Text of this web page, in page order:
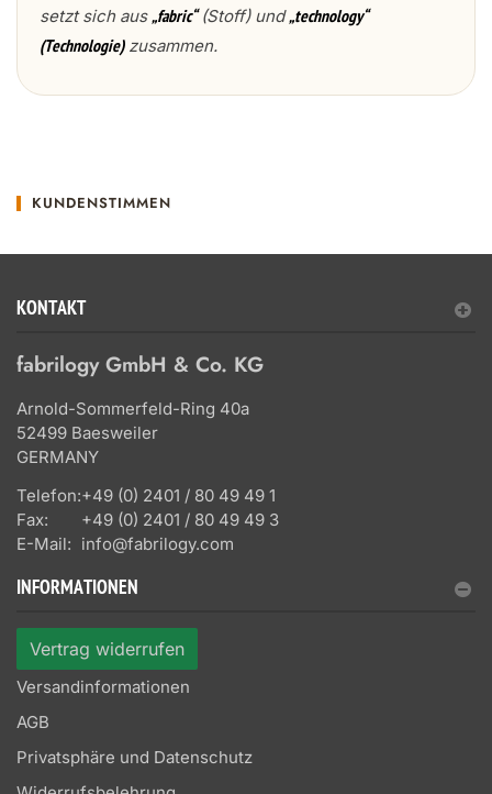
setzt sich aus„fabric“(Stoff) und„technology“
(Technologie)zusammen.
KUNDENSTIMMEN
KONTAKT
fabrilogy GmbH & Co. KG
Arnold-Sommerfeld-Ring 40a
52499 Baesweiler
GERMANY
Telefon:+49 (0) 2401 / 80 49 49 1
Fax:
+49 (0) 2401 / 80 49 49 3
E-Mail: info@fabrilogy.com
INFORMATIONEN
Vertrag widerrufen
Versandinformationen
AGB
Privatsphäre und Datenschutz